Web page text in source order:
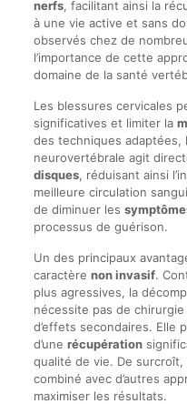
nerfs, facilitant ainsi la
à une vie active et sans
observés chez de
l’importance de cette
domaine de la santé
Les blessures cervicales
significatives et limiter la
des techniques adaptées,
neurovertébrale agit
disques, réduisant ainsi
meilleure circulation
de diminuer les
processus de guérison.
Un des principaux
caractère non invasif.
plus agressives, la
nécessite pas de
d’effets secondaires. Elle
d’une récupération
qualité de vie. De
combiné avec d’autres
maximiser les résultats.